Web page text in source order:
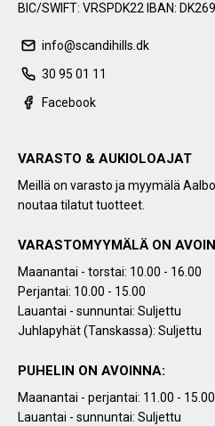
BIC/SWIFT: VRSPDK22 IBAN:
info@scandihills.dk
30 95 01 11
Facebook
VARASTO & AUKIOLOAJAT
Meillä on varasto ja myymälä
noutaa tilatut tuotteet.
VARASTOMYYMÄLÄ ON
Maanantai - torstai: 10.00 - 16.00
Perjantai: 10.00 - 15.00
Lauantai - sunnuntai: Suljettu
Juhlapyhät (Tanskassa): Suljettu
PUHELIN ON AVOINNA:
Maanantai - perjantai: 11.00 - 15.00
Lauantai - sunnuntai: Suljettu